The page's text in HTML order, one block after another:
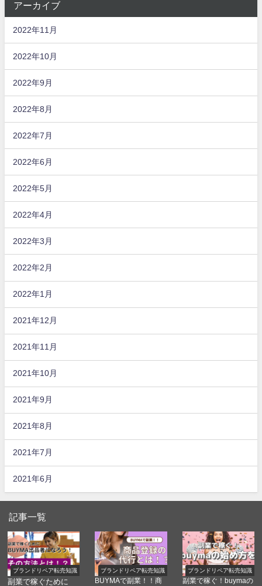
アーカイブ
2022年11月
2022年10月
2022年9月
2022年8月
2022年7月
2022年6月
2022年5月
2022年4月
2022年3月
2022年2月
2022年1月
2021年12月
2021年11月
2021年10月
2021年9月
2021年8月
2021年7月
2021年6月
記事一覧
ブランドリペア転売知識
副業で稼ぐために
ブランドリペア転売知識
BUYMAで副業！！商
ブランドリペア転売知識
副業で稼ぐ！buymaの